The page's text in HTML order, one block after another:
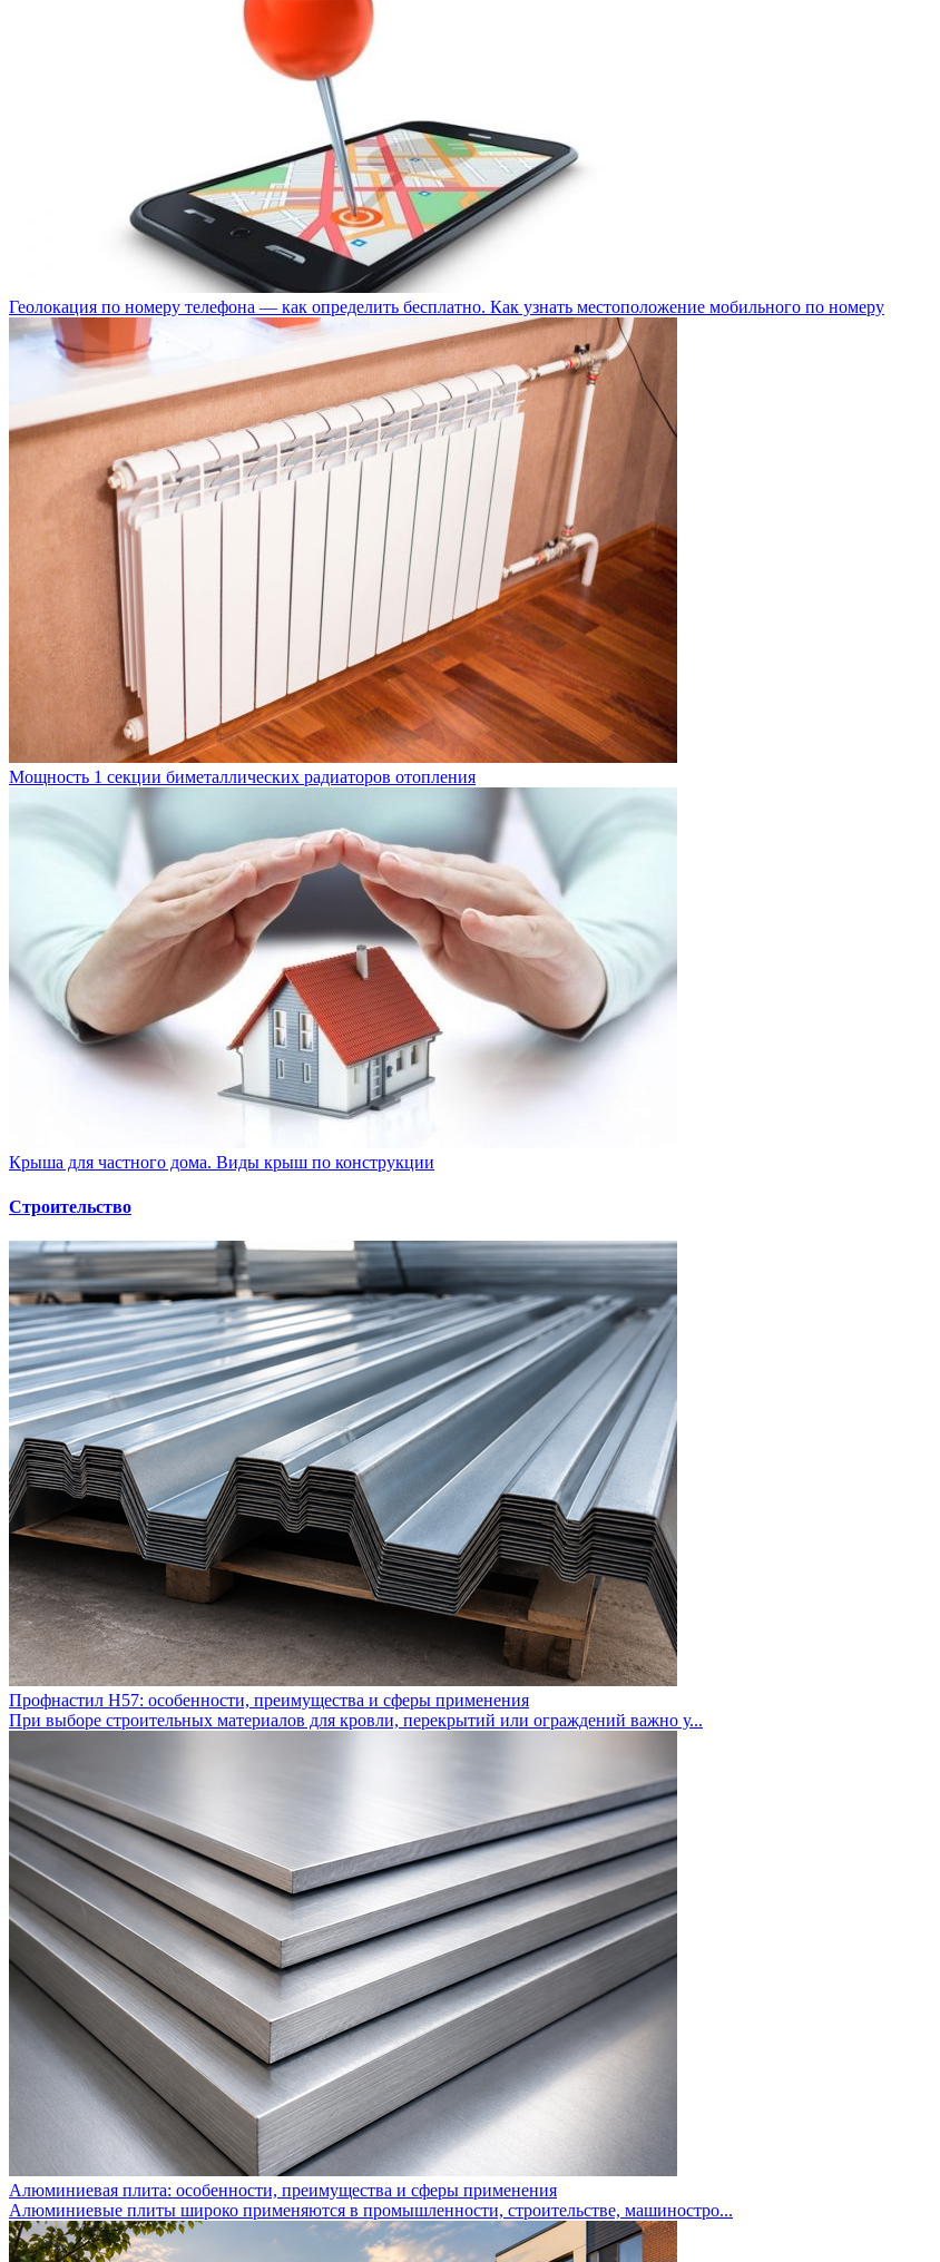
Геолокация по номеру телефона — как определить бесплатно. Как узнать местоположение мобильного по номеру
Мощность 1 секции биметаллических радиаторов отопления
Крыша для частного дома. Виды крыш по конструкции
Строительство
Профнастил Н57: особенности, преимущества и сферы применения
При выборе строительных материалов для кровли, перекрытий или ограждений важно у...
Алюминиевая плита: особенности, преимущества и сферы применения
Алюминиевые плиты широко применяются в промышленности, строительстве, машиностро...